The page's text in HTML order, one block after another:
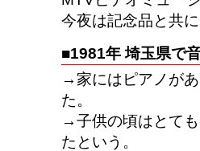
今夜は記念品と共
■1981年 埼玉県で
→家にはピアノが
た。
→子供の頃はとて
たという。